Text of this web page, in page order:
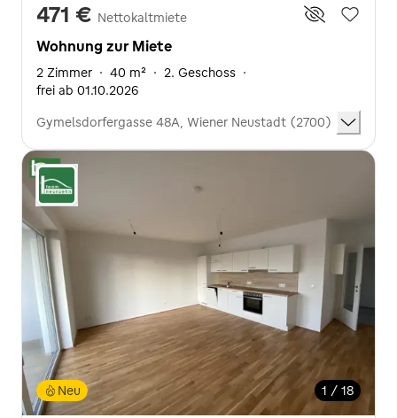
471 € Nettokaltmiete
Wohnung zur Miete
2 Zimmer · 40 m² · 2. Geschoss ·
frei ab 01.10.2026
Gymelsdorfergasse 48A, Wiener Neustadt (2700)
1 / 18
Neu